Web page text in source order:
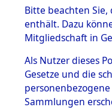
BESTÄNDE
1.
mente
5. Verschiedenes
5.3
Todesmärsche
Bitte beachten
enthält. Dazu
Mitgliedschaft in
Als Nutzer dieses
Gesetze und die
Sammlungen